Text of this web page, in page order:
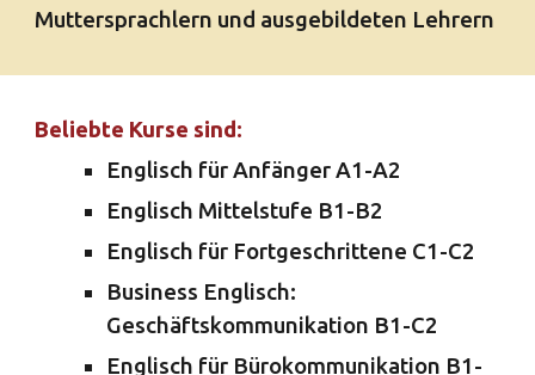
Muttersprachlern und ausgebildeten Lehrern
Beliebte Kurse sind:
Englisch für Anfänger A1-A2
Englisch Mittelstufe B1-B2
Englisch für Fortgeschrittene C1-C2
Business Englisch:
Geschäftskommunikation B1-C2
Englisch für Bürokommunikation B1-